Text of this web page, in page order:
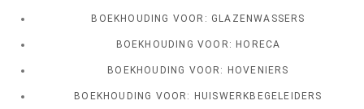
BOEKHOUDING VOOR: GLAZENWASSERS
BOEKHOUDING VOOR: HORECA
BOEKHOUDING VOOR: HOVENIERS
BOEKHOUDING VOOR: HUISWERKBEGELEIDERS